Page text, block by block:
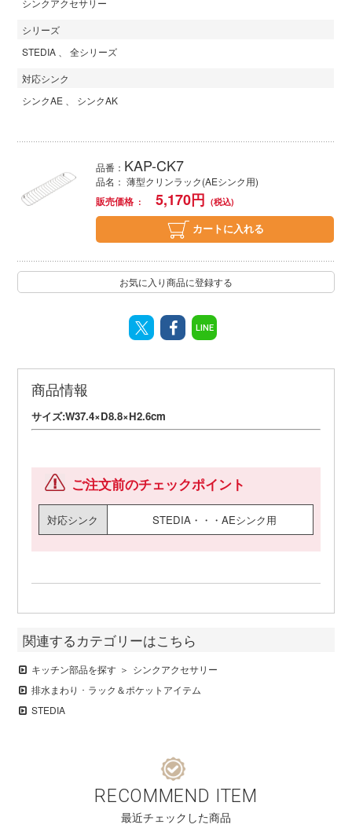
シリーズ
STEDIA
全シリーズ
対応シンク
シンクAE
シンクAK
品番： KAP-CK7
品名： 薄型クリンラック(AEシンク用)
販売価格
5,170円
カートに入れる
お気に入り商品に登録する
LINE
商品情報
サイズ:W37.4×D8.8×H2.6cm
ご注文前のチェックポイント
対応シンク STEDIA・・・AEシンク用
関連するカテゴリーはこちら
キッチン部品を探す
シンクアクセサリー
排水まわり ･ ラック＆ポケットアイテム
STEDIA
RECOMMEND ITEM
最近チェックした商品